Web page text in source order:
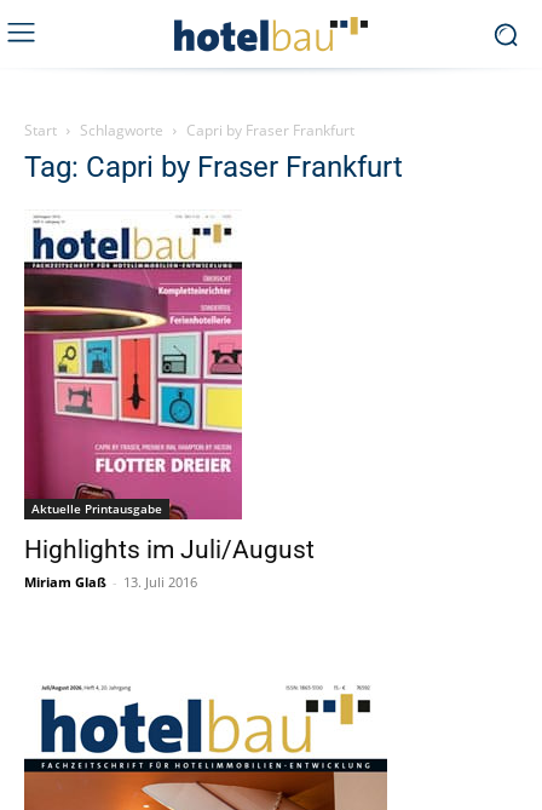
Start Schlagworte Capri by Fraser Frankfurt
Tag: Capri by Fraser Frankfurt
Aktuelle Printausgabe
Highlights im Juli/August
Miriam Glaß - 13. Juli 2016